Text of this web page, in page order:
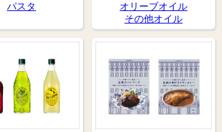
パスタ
オリーブオイル
その他オイル